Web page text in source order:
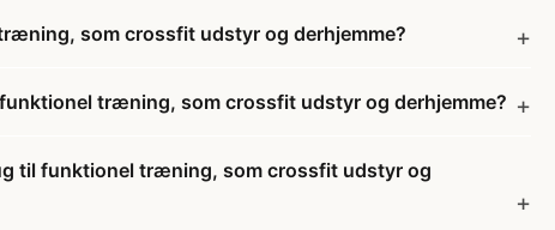
som crossfit udstyr og derhjemme?
træning, som crossfit udstyr og derhjemme?
til funktionel træning, som crossfit udstyr og